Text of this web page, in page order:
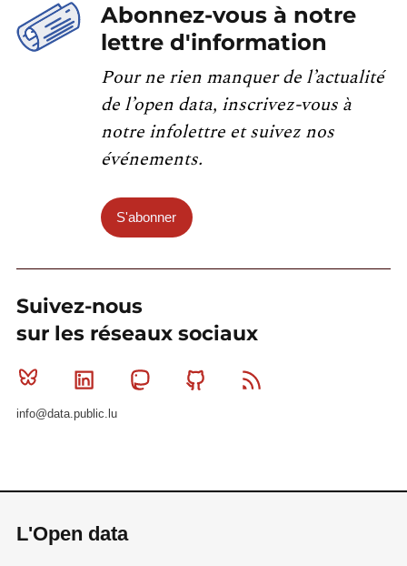
Abonnez-vous à notre
lettre d'information
Pour ne rien manquer de l’actualité
de l’open data, inscrivez-vous à
notre infolettre et suivez nos
événements.
S'abonner
Suivez-nous
sur les réseaux sociaux
Bluesky Linkedin MastodonGithub
info@data.public.lu
L'Open data